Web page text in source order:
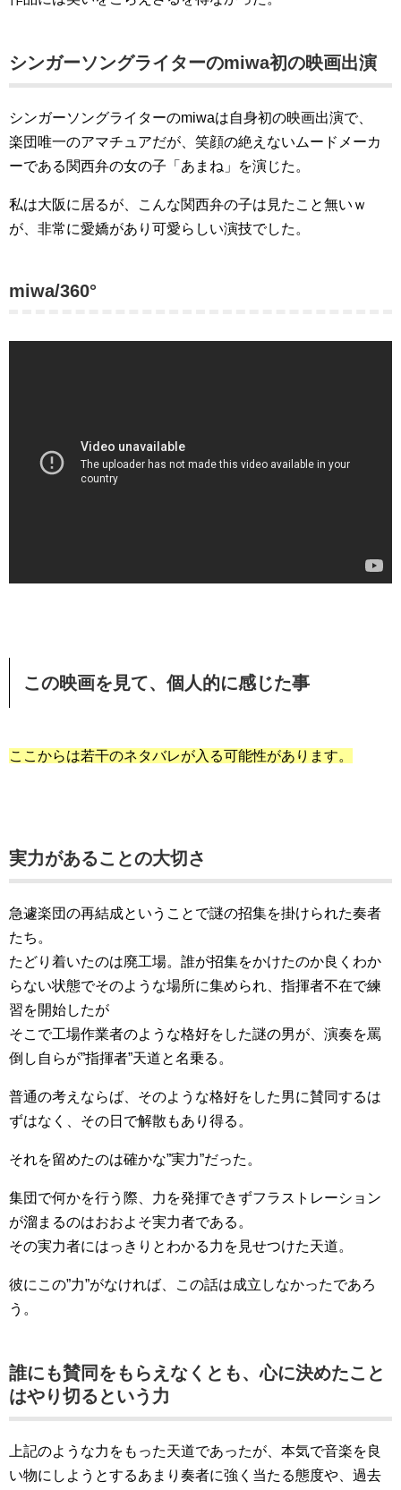
シンガーソングライターのmiwa初の映画出演
シンガーソングライターのmiwaは自身初の映画出演で、
楽団唯一のアマチュアだが、笑顔の絶えないムードメーカ
ーである関西弁の女の子「あまね」を演じた。
私は大阪に居るが、こんな関西弁の子は見たこと無いｗ
が、非常に愛嬌があり可愛らしい演技でした。
miwa/360°
この映画を見て、個人的に感じた事
ここからは若干のネタバレが入る可能性があります。
実力があることの大切さ
急遽楽団の再結成ということで謎の招集を掛けられた奏者
たち。
たどり着いたのは廃工場。誰が招集をかけたのか良くわか
らない状態でそのような場所に集められ、指揮者不在で練
習を開始したが
そこで工場作業者のような格好をした謎の男が、演奏を罵
倒し自らが”指揮者”天道と名乗る。
普通の考えならば、そのような格好をした男に賛同するは
ずはなく、その日で解散もあり得る。
それを留めたのは確かな”実力”だった。
集団で何かを行う際、力を発揮できずフラストレーション
が溜まるのはおおよそ実力者である。
その実力者にはっきりとわかる力を見せつけた天道。
彼にこの”力”がなければ、この話は成立しなかったであろ
う。
誰にも賛同をもらえなくとも、心に決めたこと
はやり切るという力
上記のような力をもった天道であったが、本気で音楽を良
い物にしようとするあまり奏者に強く当たる態度や、過去